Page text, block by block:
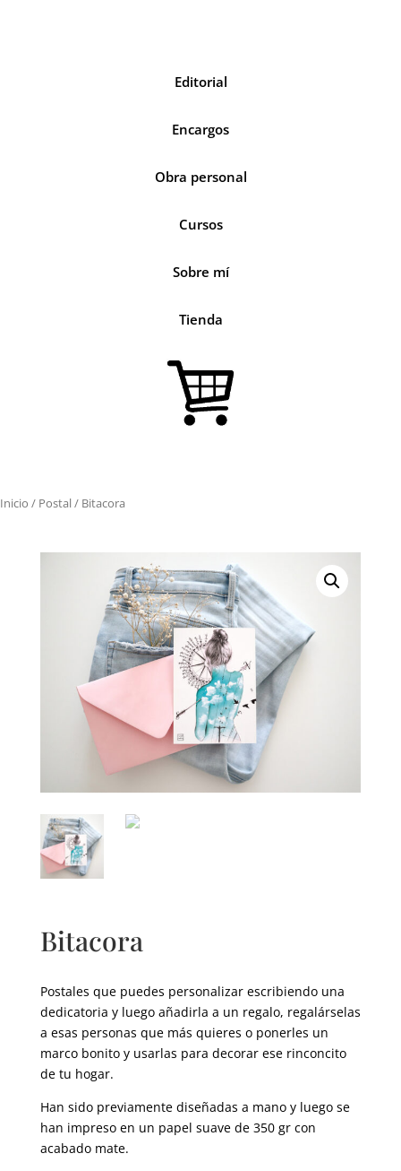
Editorial
Encargos
Obra personal
Cursos
Sobre mí
Tienda
Inicio / Postal/ Bitacora
Bitacora
Postales que puedes personalizar escribiendo una
dedicatoria y luego añadirla a un regalo, regalárselas
a esas personas que más quieres o ponerles un
marco bonito y usarlas para decorar ese rinconcito
de tu hogar.
Han sido previamente diseñadas a mano y luego se
han impreso en un papel suave de 350 gr con
acabado mate.